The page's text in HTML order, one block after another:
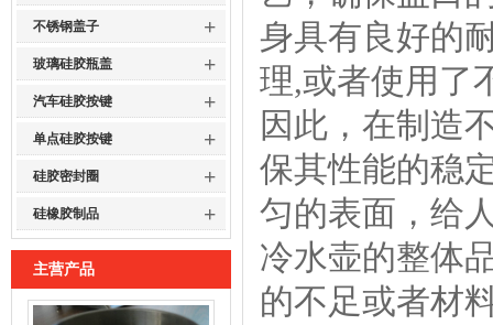
不锈钢盖子 +
玻璃硅胶瓶盖 +
汽车硅胶按键 +
单点硅胶按键 +
硅胶密封圈 +
硅橡胶制品 +
主营产品
身具有良好的
理,或者使用了
因此，在制造
保其性能的稳
匀的表面，给
冷水壶的整体
的不足或者材